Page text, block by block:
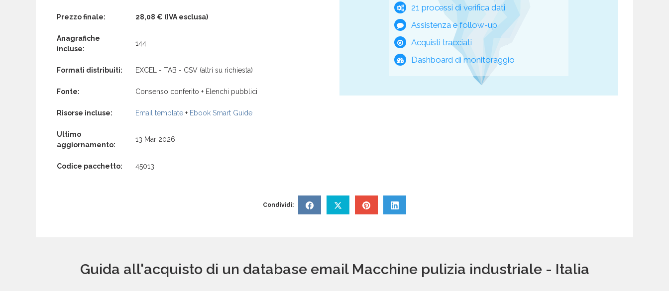
Prezzo finale: 28,08 € (IVA esclusa)
Anagrafiche
incluse:
144
Formati distribuiti: EXCEL - TAB - CSV (altri su richiesta)
Fonte: Consenso conferito + Elenchi pubblici
Risorse incluse: Email template + Ebook Smart Guide
Ultimo
aggiornamento:
13 Mar 2026
Codice pacchetto: 45013
21 processi di verifica dati
Assistenza e follow-up
Acquisti tracciati
Dashboard di monitoraggio
Condividi:
Guida all'acquisto di un database email Macchine pulizia industriale - Italia